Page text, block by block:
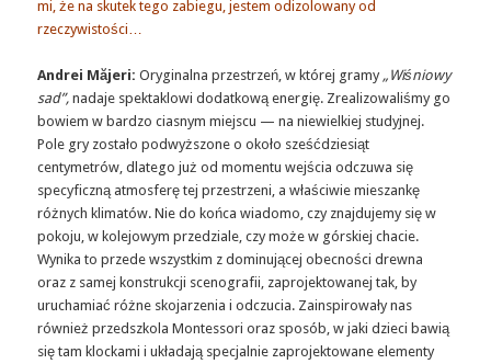
mi, że na skutek tego zabiegu, jestem odizolowany od
rzeczywistości…
Andrei Măjeri: Oryginalna przestrzeń, w której gramy „Wiśniowy
sad”,nadaje spektaklowi dodatkową energię. Zrealizowaliśmy go
bowiem w bardzo ciasnym miejscu — na niewielkiej studyjnej.
Pole gry zostało podwyższone o około sześćdziesiąt
centymetrów, dlatego już od momentu wejścia odczuwa się
specyficzną atmosferę tej przestrzeni, a właściwie mieszankę
różnych klimatów. Nie do końca wiadomo, czy znajdujemy się w
pokoju, w kolejowym przedziale, czy może w górskiej chacie.
Wynika to przede wszystkim z dominującej obecności drewna
oraz z samej konstrukcji scenografii, zaprojektowanej tak, by
uruchamiać różne skojarzenia i odczucia. Zainspirowały nas
również przedszkola Montessori oraz sposób, w jaki dzieci bawią
się tam klockami i układają specjalnie zaprojektowane elementy